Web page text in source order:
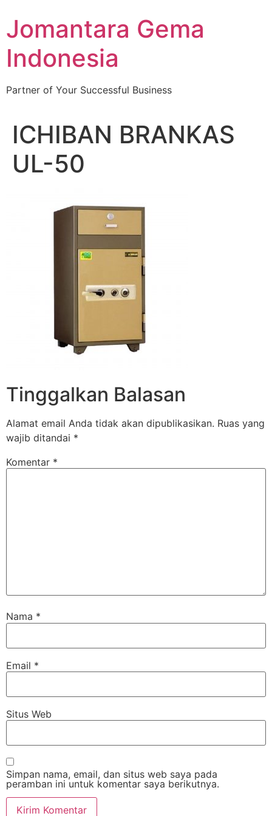
content
Jomantara Gema
Indonesia
Partner of Your Successful Business
ICHIBAN BRANKAS
UL-50
Tinggalkan Balasan
Alamat email Anda tidak akan dipublikasikan. Ruas yang
wajib ditandai *
Komentar *
Nama *
Email *
Situs Web
Simpan nama, email, dan situs web saya pada
peramban ini untuk komentar saya berikutnya.